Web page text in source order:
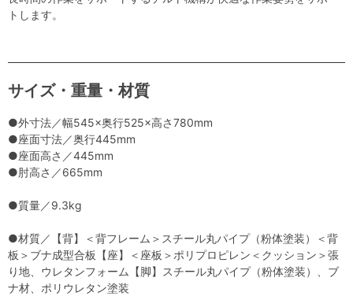
トします。
サイズ・重量・材質
●外寸法／幅545×奥行525×高さ780mm
●座面寸法／奥行445mm
●座面高さ／445mm
●肘高さ／665mm
●質量／9.3kg
●材質／【背】＜背フレーム＞スチール丸パイプ（粉体塗装）＜背
板＞ブナ成型合板【座】＜座板＞ポリプロピレン＜クッション＞張
り地、ウレタンフォーム【脚】スチール丸パイプ（粉体塗装）、ブ
ナ材、ポリウレタン塗装